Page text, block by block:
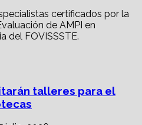
talleres para el